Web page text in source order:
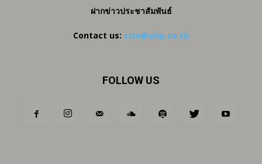
ฝากข่าวประชาสัมพันธ์
Contact us: ctm@arip.co.th
FOLLOW US